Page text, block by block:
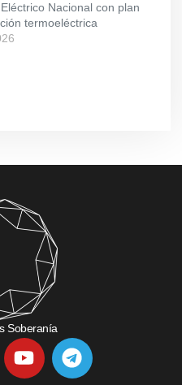
Nacional con plan
termoeléctrica
Soberanía